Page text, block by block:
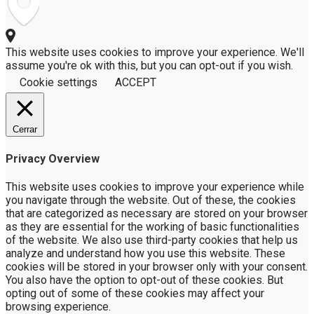
This website uses cookies to improve your experience. We'll
assume you're ok with this, but you can opt-out if you wish.
Cookie settings
ACCEPT
Cerrar
Privacy Overview
This website uses cookies to improve your experience while
you navigate through the website. Out of these, the cookies
that are categorized as necessary are stored on your browser
as they are essential for the working of basic functionalities
of the website. We also use third-party cookies that help us
analyze and understand how you use this website. These
cookies will be stored in your browser only with your consent.
You also have the option to opt-out of these cookies. But
opting out of some of these cookies may affect your
browsing experience.